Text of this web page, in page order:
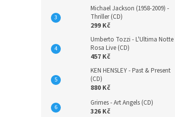
Michael Jackson (1958-2009) -
Thriller (CD)
299 Kč
Umberto Tozzi - L'Ultima Notte
Rosa Live (CD)
457 Kč
KEN HENSLEY - Past & Present
(CD)
880 Kč
Grimes - Art Angels (CD)
326 Kč